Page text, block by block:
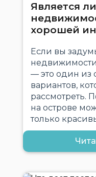
Является
хорошей
Если вы
— это один из
вариантов,
рассмотреть.
на острове
только